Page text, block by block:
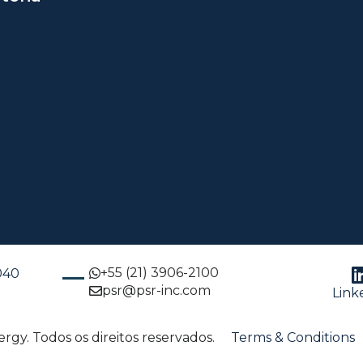
+55 (21) 3906-2100
psr@psr-inc.com
Todos os direitos reservados. Terms & Conditions